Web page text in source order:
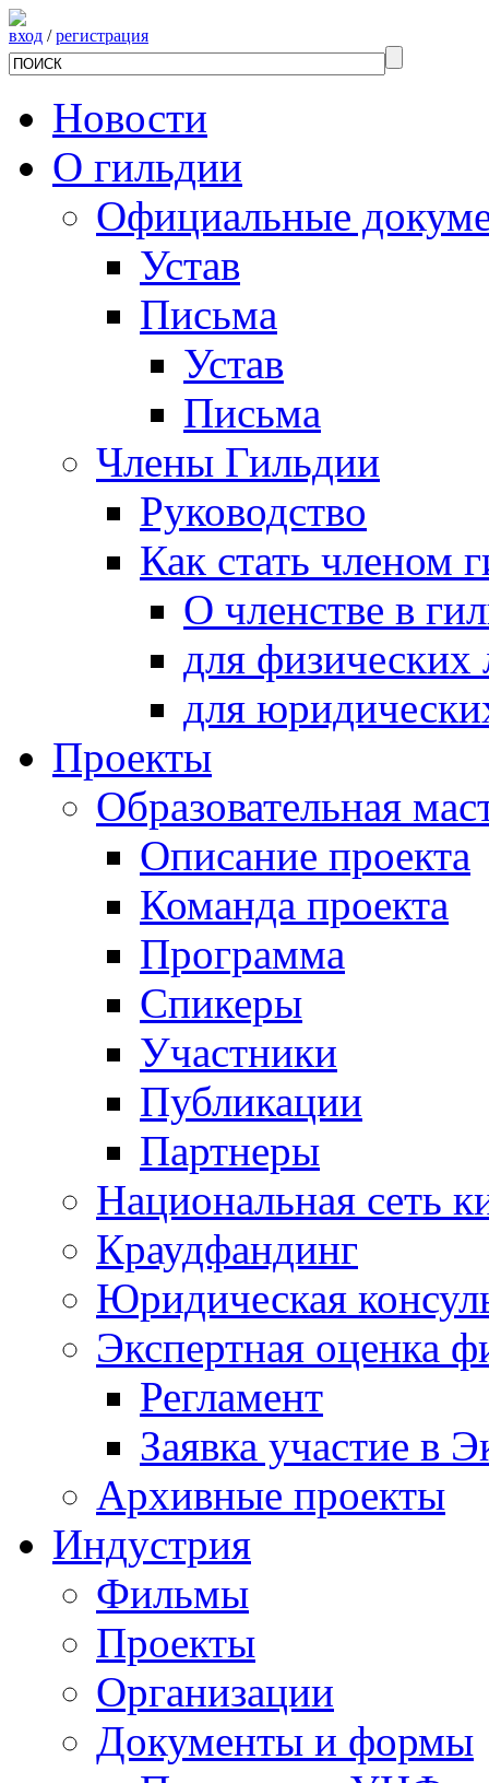
вход /регистрация
Новости
О гильдии
Официальные
Устав
Письма
Устав
Письма
Члены Гильдии
Руководство
Как стать членом
О членстве в
для физических
для
Проекты
Образовательная
Описание проекта
Команда проекта
Программа
Спикеры
Участники
Публикации
Партнеры
Национальная сеть
Краудфандинг
Юридическая
Экспертная оценка
Регламент
Заявка участие в
Архивные проекты
Индустрия
Фильмы
Проекты
Организации
Документы и формы